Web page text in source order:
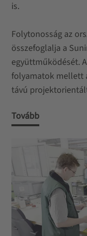
is.
Folytonosság az
összefoglalja a
együttműködését.
folyamatok mellett
távú
Tovább